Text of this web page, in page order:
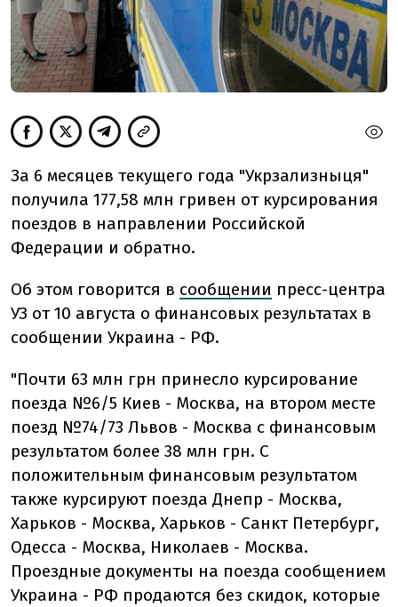
За 6 месяцев текущего года "Укрзализныця"
получила 177,58 млн гривен от курсирования
поездов в направлении Российской
Федерации и обратно.
Об этом говорится в сообщении пресс-центра
УЗ от 10 августа о финансовых результатах в
сообщении Украина - РФ.
"Почти 63 млн грн принесло курсирование
поезда №6/5 Киев - Москва, на втором месте
поезд №74/73 Львов - Москва с финансовым
результатом более 38 млн грн. С
положительным финансовым результатом
также курсируют поезда Днепр - Москва,
Харьков - Москва, Харьков - Санкт Петербург,
Одесса - Москва, Николаев - Москва.
Проездные документы на поезда сообщением
Украина - РФ продаются без скидок, которые